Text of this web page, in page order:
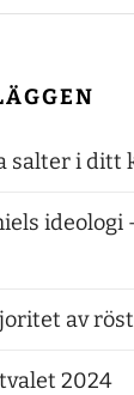
salter i ditt
ideologi
av
2024